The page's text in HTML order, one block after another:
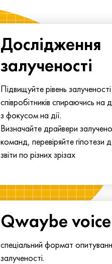
Дослідження
залученості
Підвищуйте рівень залученості
співробітників спираючись на
з фокусом на дії.
Визначайте драйвери
команд, перевіряйте гіпотези
звіти по різних зрізах
Qwaybe voice
спеціальний формат
залученості.